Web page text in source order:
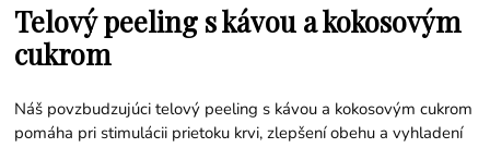
Telový peeling s kávou a kokosovým
cukrom
Náš povzbudzujúci telový peeling s kávou a kokosovým cukrom
pomáha pri stimulácii prietoku krvi, zlepšení obehu a vyhladení